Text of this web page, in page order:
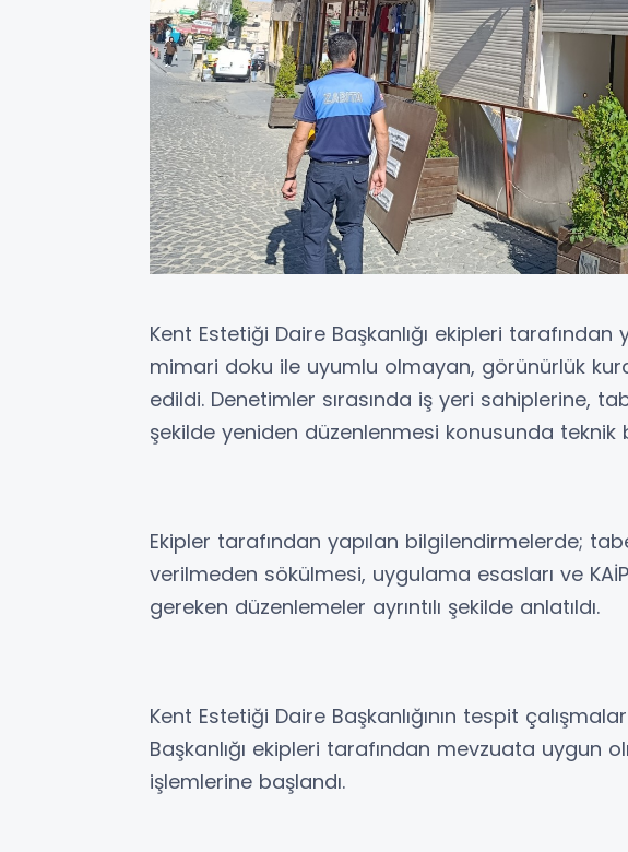
Kent Estetiği Daire Başkanlığı ekipleri
mimari doku ile uyumlu olmayan, görünürlük
edildi. Denetimler sırasında iş yeri sahiplerine,
şekilde yeniden düzenlenmesi konusunda
Ekipler tarafından yapılan bilgilendirmelerde;
verilmeden sökülmesi, uygulama esasları ve
gereken düzenlemeler ayrıntılı şekilde anlatıldı.
Kent Estetiği Daire Başkanlığının tespit
Başkanlığı ekipleri tarafından mevzuata uygun
işlemlerine başlandı.